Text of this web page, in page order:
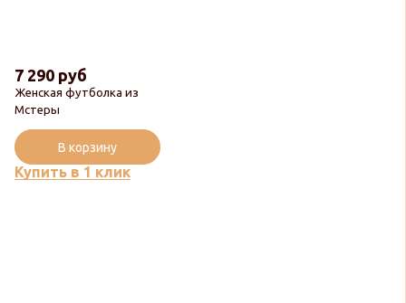
Женская футболка из
Мстеры
7 290 руб
Купить в 1 клик
В корзину